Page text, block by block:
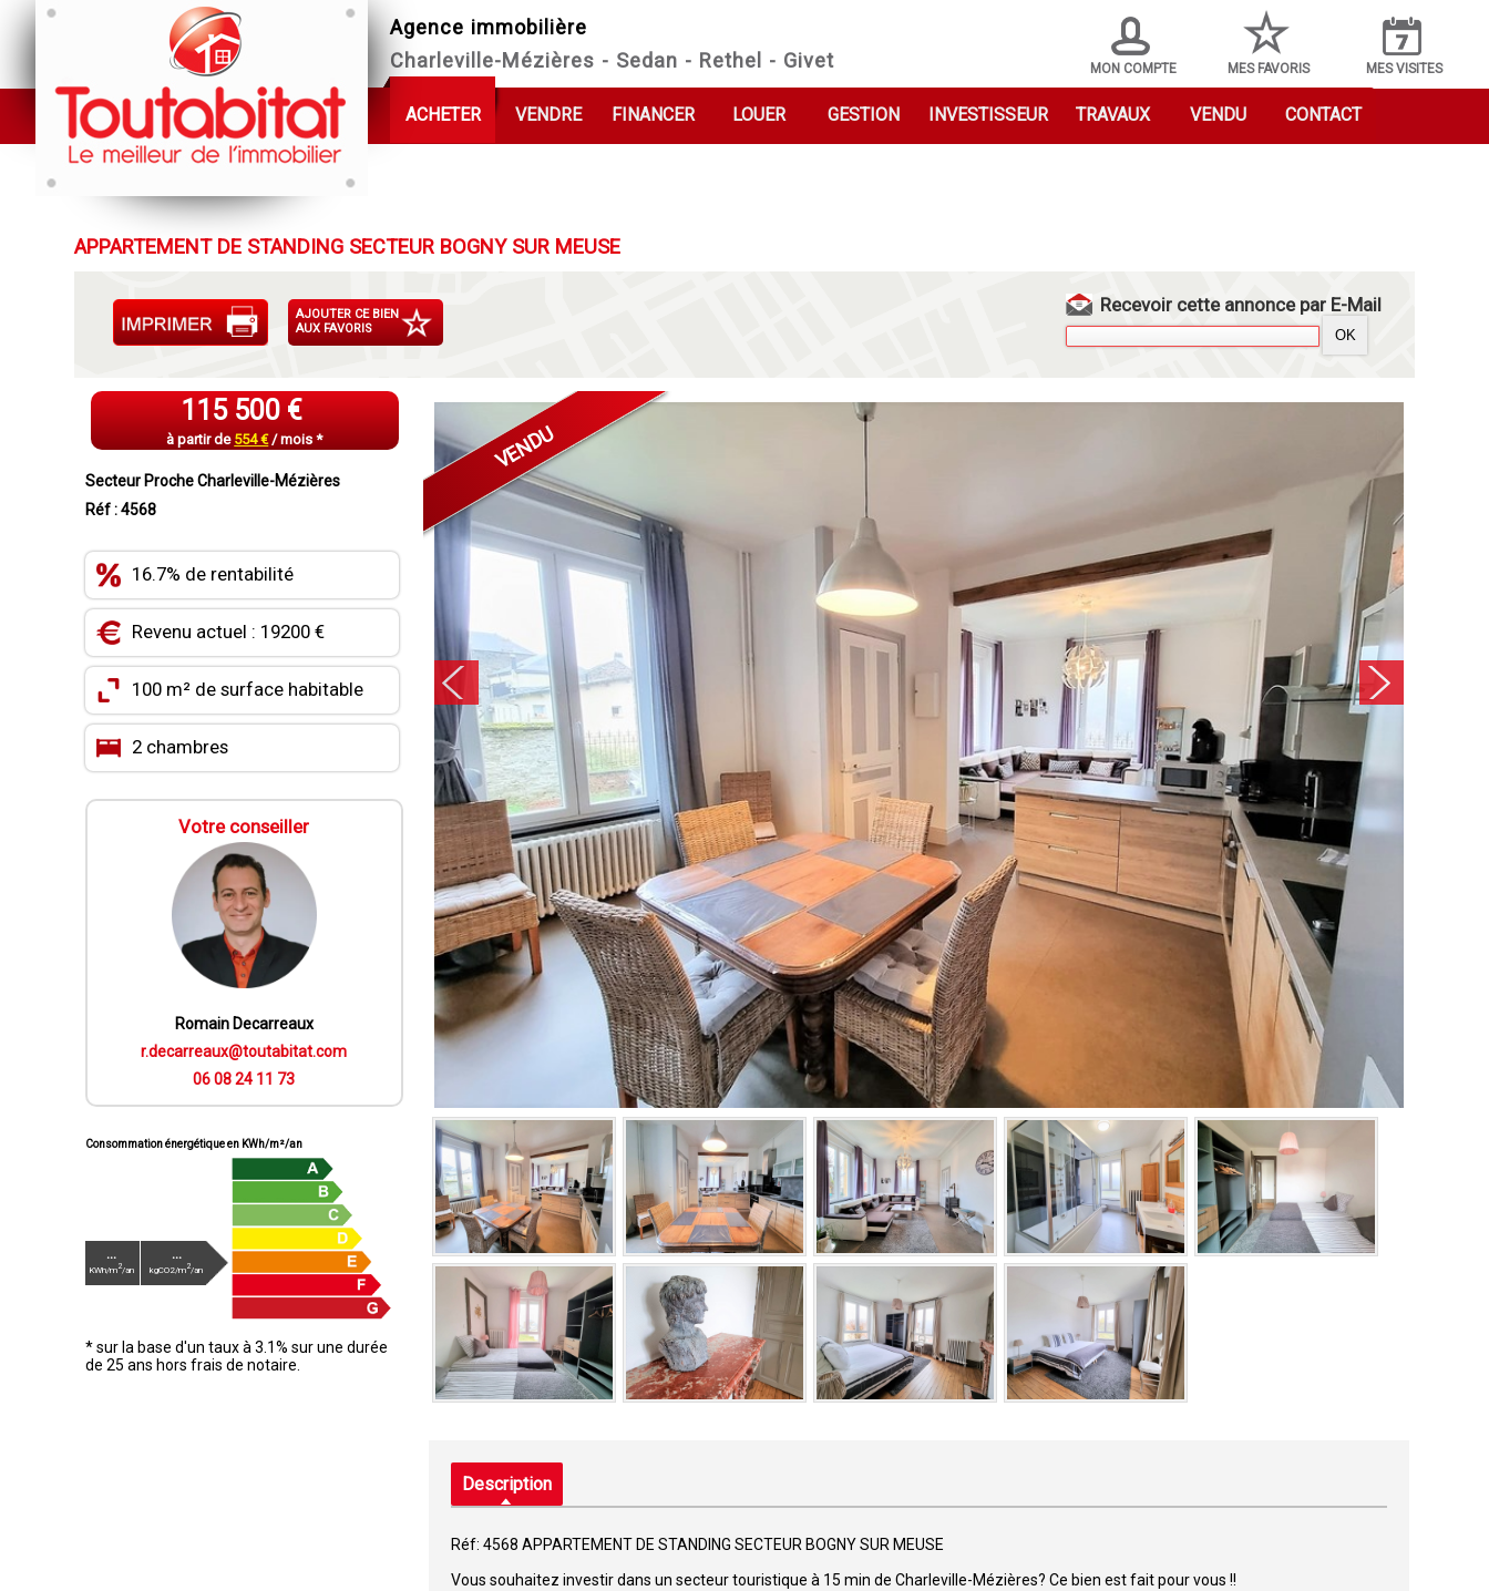
Agence immobilière
Charleville-Mézières - Sedan - Rethel - Givet
ACHETER VENDRE FINANCER LOUER GESTION INVESTISSEUR TRAVAUX VENDU CONTACT
MES VISITES
MES FAVORIS
MON COMPTE
APPARTEMENT DE STANDING SECTEUR BOGNY SUR MEUSE
Recevoir cette annonce par E-Mail
AJOUTER CE BIEN
AUX FAVORIS
115 500 €
à partir de 554 €/ mois *
Secteur Proche Charleville-Mézières
Réf : 4568
16.7% de rentabilité
Revenu actuel : 19200 €
100 m² de surface habitable
2 chambres
Votre conseiller
Romain Decarreaux
r.decarreaux@toutabitat.com
06 08 24 11 73
Consommation énergétique en KWh/m²/an
...
KWh/m2/an
...
kgCO2/m2/an
* sur la base d'un taux à 3.1% sur une durée
de 25 ans hors frais de notaire.
VENDU
Description
Réf: 4568 APPARTEMENT DE STANDING SECTEUR BOGNY SUR MEUSE
Vous souhaitez investir dans un secteur touristique à 15 min de Charleville-Mézières? Ce bien est fait pour vous !!